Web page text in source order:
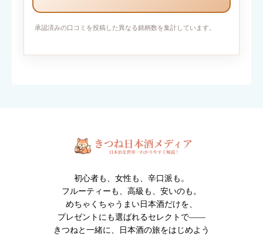
写真を添付
承認済みの口コミを投稿した異なる銘柄数を集計しています。
初心者も、女性も、辛口派も。
フルーティーも、高級も、安いのも。
めちゃくちゃうまい日本酒だけを、
プレゼントにも選ばれるセレクトで――
きつねと一緒に、日本酒の旅をはじめよう